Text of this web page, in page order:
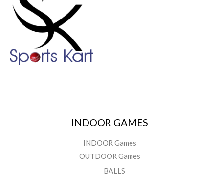
INDOOR GAMES
INDOOR Games
OUTDOOR Games
BALLS